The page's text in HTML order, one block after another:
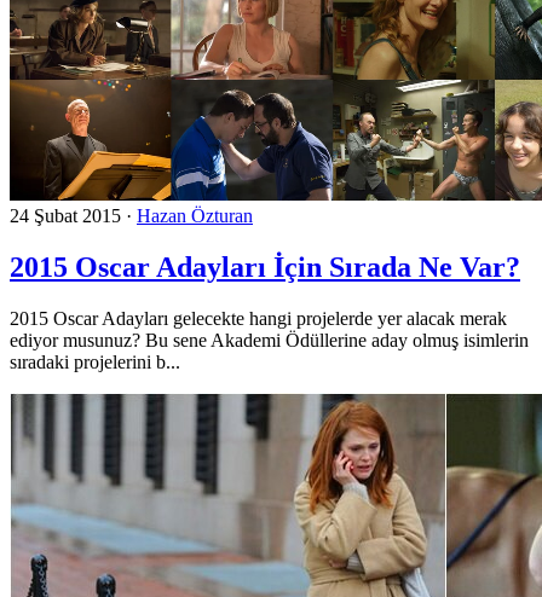
24 Şubat 2015 · Hazan Özturan
2015 Oscar Adayları İçin Sırada Ne Var?
2015 Oscar Adayları gelecekte hangi projelerde yer alacak merak
ediyor musunuz? Bu sene Akademi Ödüllerine aday olmuş isimlerin
sıradaki projelerini b...